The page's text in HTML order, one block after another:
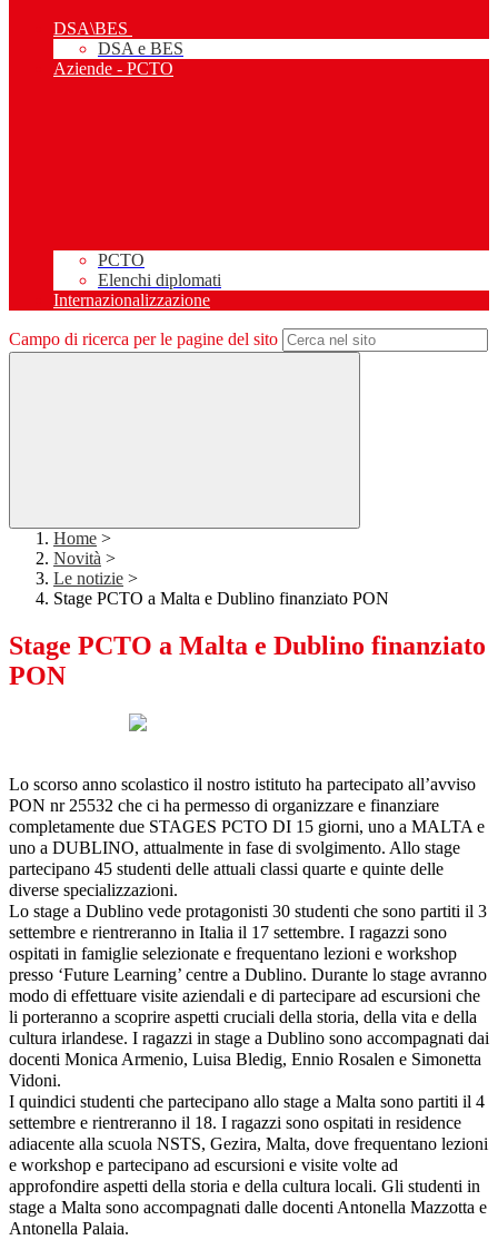
DSA\BES
DSA e BES
Aziende - PCTO
PCTO
Elenchi diplomati
Internazionalizzazione
Campo di ricerca per le pagine del sito
Home >
Novità >
Le notizie >
Stage PCTO a Malta e Dublino finanziato PON
Stage PCTO a Malta e Dublino finanziato
PON
Lo scorso anno scolastico il nostro istituto ha partecipato all’avviso
PON nr 25532 che ci ha permesso di organizzare e finanziare
completamente due STAGES PCTO DI 15 giorni, uno a MALTA e
uno a DUBLINO, attualmente in fase di svolgimento. Allo stage
partecipano 45 studenti delle attuali classi quarte e quinte delle
diverse specializzazioni.
Lo stage a Dublino vede protagonisti 30 studenti che sono partiti il 3
settembre e rientreranno in Italia il 17 settembre. I ragazzi sono
ospitati in famiglie selezionate e frequentano lezioni e workshop
presso ‘Future Learning’ centre a Dublino. Durante lo stage avranno
modo di effettuare visite aziendali e di partecipare ad escursioni che
li porteranno a scoprire aspetti cruciali della storia, della vita e della
cultura irlandese. I ragazzi in stage a Dublino sono accompagnati dai
docenti Monica Armenio, Luisa Bledig, Ennio Rosalen e Simonetta
Vidoni.
I quindici studenti che partecipano allo stage a Malta sono partiti il 4
settembre e rientreranno il 18. I ragazzi sono ospitati in residence
adiacente alla scuola NSTS, Gezira, Malta, dove frequentano lezioni
e workshop e partecipano ad escursioni e visite volte ad
approfondire aspetti della storia e della cultura locali. Gli studenti in
stage a Malta sono accompagnati dalle docenti Antonella Mazzotta e
Antonella Palaia.